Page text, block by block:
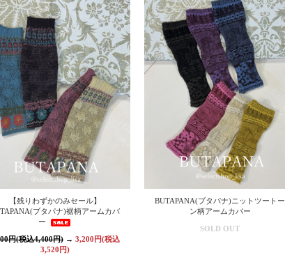
【残りわずかのみセール】
ブタパナ)裾柄アームカバ
ー
円(税込4,400円) → 3,200円(税込
3,520円)
BUTAPANA(ブタパナ)ニットツートー
ン柄アームカバー
SOLD OUT